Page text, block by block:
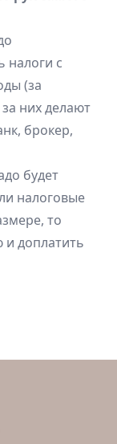
налоги с
(за
них делают
брокер,
будет
налоговые
то
и доплатить